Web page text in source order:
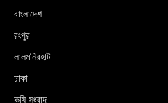
বাংলাদেশ
রংপুর
লালমনিরহাট
ঢাকা
কৃষি সংবাদ